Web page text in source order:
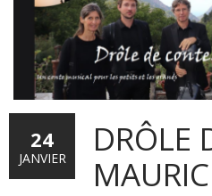
DRÔLE
24
JANVIER